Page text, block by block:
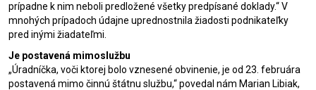
prípadne k nim neboli predložené všetky predpísané doklady.“ V
mnohých prípadoch údajne uprednostnila žiadosti podnikateľky
pred inými žiadateľmi.
Je postavená mimoslužbu
„Úradníčka, voči ktorej bolo vznesené obvinenie, je od 23. februára
postavená mimo činnú štátnu službu,“ povedal nám Marian Libiak,